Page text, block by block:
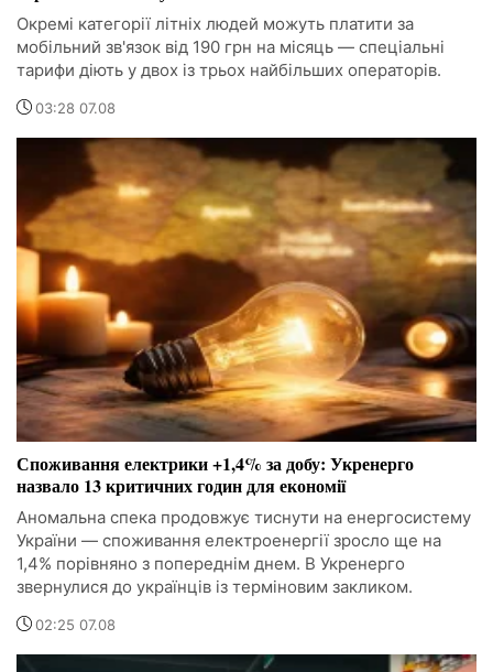
Окремі категорії літніх людей можуть платити за
мобільний зв'язок від 190 грн на місяць — спеціальні
тарифи діють у двох із трьох найбільших операторів.
03:28 07.08
Споживання електрики +1,4% за добу: Укренерго
назвало 13 критичних годин для економії
Аномальна спека продовжує тиснути на енергосистему
України — споживання електроенергії зросло ще на
1,4% порівняно з попереднім днем. В Укренерго
звернулися до українців із терміновим закликом.
02:25 07.08